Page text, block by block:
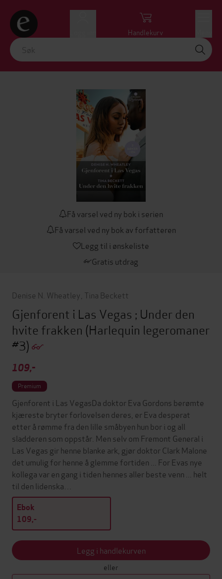
Handlekurv
Få varsel ved ny bok i serien
Få varsel ved ny bok av forfatteren
Legg til i ønskeliste
Gratis utdrag
Denise N. Wheatley Tina Beckett
Gjenforent i Las Vegas ; Under den
hvite frakken (Harlequin legeromaner
#3)
109,-
Premium
Gjenforent i Las VegasDa doktor Eva Gordons berømte
kjæreste bryter forlovelsen deres, er Eva desperat
etter å rømme fra den lille småbyen hun bor i og all
sladderen som oppstår. Men selv om Fremont General i
Las Vegas gir henne blanke ark, gjør doktor Clark Malone
det umulig for henne å glemme fortiden ... For Evas nye
kollega var en gang i tiden hennes aller beste venn ... helt
til den lidenska…
Ebok
109,-
Legg i handlekurven
eller